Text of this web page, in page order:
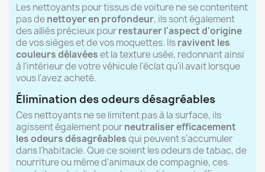
Les nettoyants pour tissus de voiture ne se contentent
pas denettoyer en profondeur, ils sont également
des alliés précieux pourrestaurer l'aspect d'origine
de vos sièges et de vos moquettes. Ilsravivent les
couleurs délavéeset la texture usée, redonnant ainsi
à l'intérieur de votre véhicule l'éclat qu'il avait lorsque
vous l'avez acheté.
Élimination des odeurs désagréables
Ces nettoyants ne se limitent pas à la surface, ils
agissent également pourneutraliser efficacement
les odeurs désagréablesqui peuvent s'accumuler
dans l'habitacle. Que ce soient les odeurs de tabac, de
nourriture ou même d'animaux de compagnie, ces